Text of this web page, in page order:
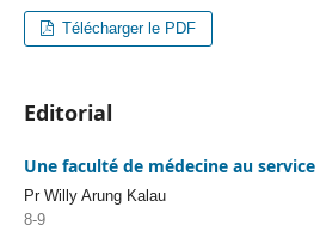
Télécharger le PDF
Editorial
Une faculté de médecine au
Pr Willy Arung Kalau
8-9